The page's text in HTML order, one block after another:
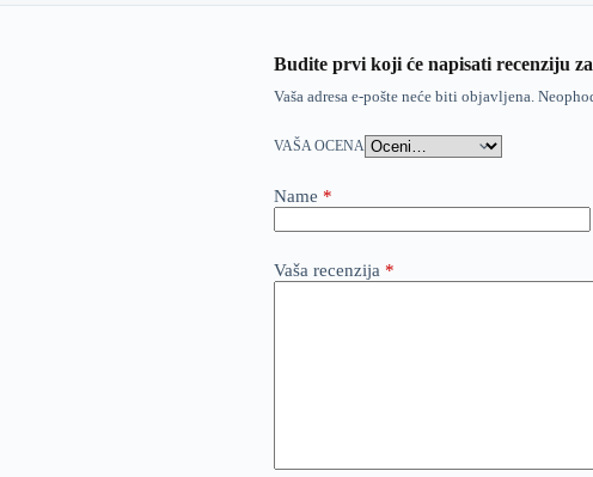
Budite prvi koji će napisati recenziju
Vaša adresa e-pošte neće biti objavljena.
VAŠA OCENA
Name *
Vaša recenzija *